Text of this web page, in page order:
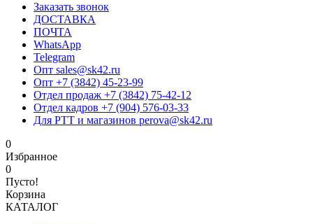
Заказать звонок
ДОСТАВКА
ПОЧТА
WhatsApp
Telegram
Опт sales@sk42.ru
Опт +7 (3842) 45-23-99
Отдел продаж +7 (3842) 75-42-12
Отдел кадров +7 (904) 576-03-33
Для РТТ и магазинов perova@sk42.ru
0
Избранное
0
Пусто!
Корзина
КАТАЛОГ